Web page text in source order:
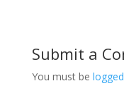
Submit a
You must be